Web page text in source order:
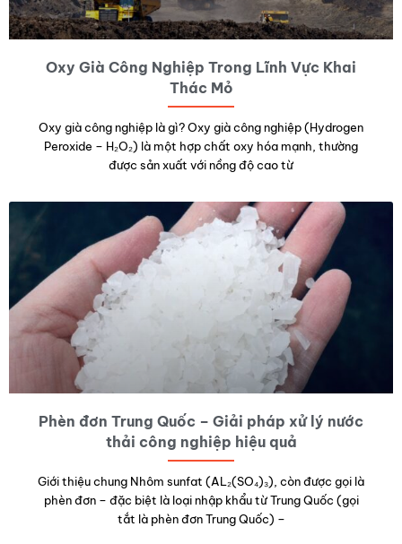
Oxy Già Công Nghiệp Trong Lĩnh Vực Khai
Thác Mỏ
Oxy già công nghiệp là gì? Oxy già công nghiệp (Hydrogen
Peroxide – H₂O₂) là một hợp chất oxy hóa mạnh, thường
được sản xuất với nồng độ cao từ
Phèn đơn Trung Quốc – Giải pháp xử lý nước
thải công nghiệp hiệu quả
Giới thiệu chung Nhôm sunfat (AL₂(SO₄)₃), còn được gọi là
phèn đơn – đặc biệt là loại nhập khẩu từ Trung Quốc (gọi
tắt là phèn đơn Trung Quốc) –